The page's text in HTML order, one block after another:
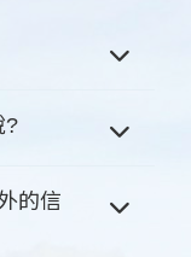
?
的信